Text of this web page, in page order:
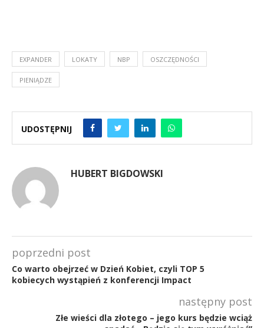
EXPANDER LOKATY NBP OSZCZĘDNOŚCI
PIENIĄDZE
UDOSTĘPNIJ
HUBERT BIGDOWSKI
poprzedni post
Co warto obejrzeć w Dzień Kobiet, czyli TOP 5
kobiecych wystąpień z konferencji Impact
następny post
Złe wieści dla złotego – jego kurs będzie wciąż